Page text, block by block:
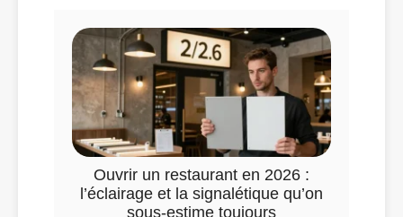
Ouvrir un restaurant en 2026 :
l’éclairage et la signalétique qu’on
sous-estime toujours